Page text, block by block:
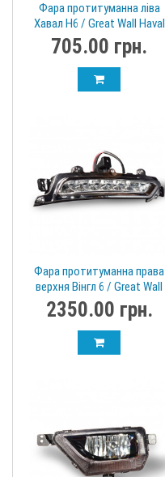
Фара протитуманна ліва
Хавал Н6 / Great Wall Haval
H6 4116100XKZ36A
705.00 грн.
Фара протитуманна права
верхня Вінгл 6 / Great Wall
Wingle 6 4137200xp2wxb
2350.00 грн.